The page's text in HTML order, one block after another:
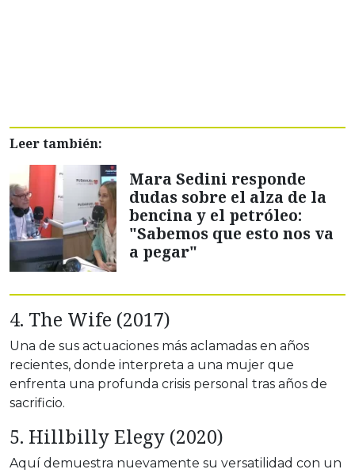
Leer también:
Mara Sedini responde
dudas sobre el alza de la
bencina y el petróleo:
"Sabemos que esto nos va
a pegar"
4. The Wife (2017)
Una de sus actuaciones más aclamadas en años
recientes, donde interpreta a una mujer que
enfrenta una profunda crisis personal tras años de
sacrificio.
5. Hillbilly Elegy (2020)
Aquí demuestra nuevamente su versatilidad con un